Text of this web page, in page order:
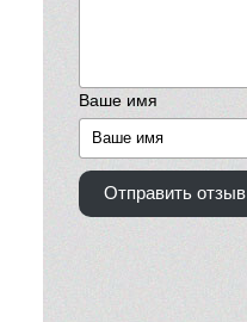
Ваше имя
Отправить отзыв